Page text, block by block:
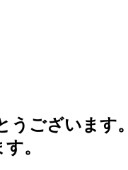
ございます。
。